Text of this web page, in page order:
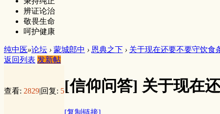
辨证论治
敬畏生命
呵护健康
纯中医»论坛 › 蒙城郎中 › 恩典之下 › 关于现在还要不要守饮食
返回列表 发新帖
查看: 2829|回复: 5[信仰问答] 关于现在
[复制链接]